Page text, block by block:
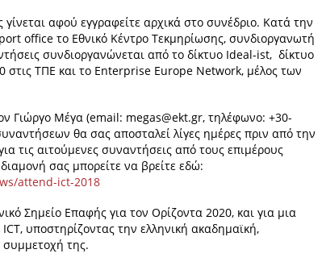
αφού εγγραφείτε αρχικά στο συνέδριο. Κατά την
office το Εθνικό Κέντρο Τεκμηρίωσης, συνδιοργανωτή
συνδιοργανώνεται από το δίκτυο Ideal-ist, δίκτυο
ΤΠΕ και το Enterprise Europe Network, μέλος των
Γιώργο Μέγα (email: megas@ekt.gr, τηλέφωνο: +30-
θα σας αποσταλεί λίγες ημέρες πριν από την
τις αιτούμενες συναντήσεις από τους επιμέρους
σας μπορείτε να βρείτε εδώ:
attend-ict-2018
Σημείο Επαφής για τον Ορίζοντα 2020, και για μια
υποστηρίζοντας την ελληνική ακαδημαϊκή,
συμμετοχή της.